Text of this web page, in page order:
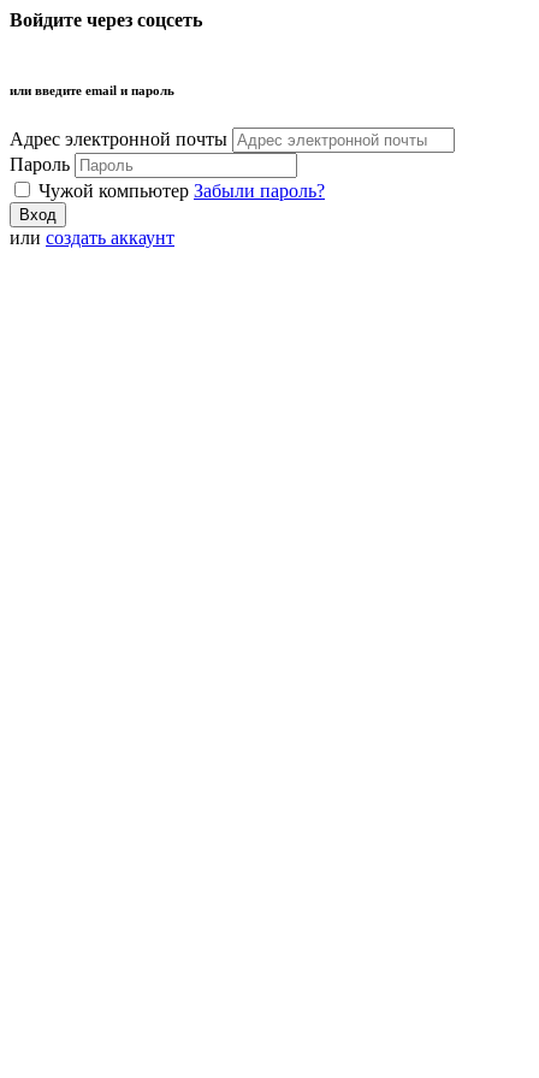
Войдите через соцсеть
или введите email и пароль
Адрес электронной почты
Пароль
Чужой компьютер Забыли пароль?
или создать аккаунт